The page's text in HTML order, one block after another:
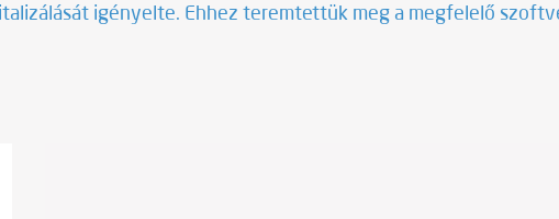
igényelte. Ehhez teremtettük meg a megfelelő